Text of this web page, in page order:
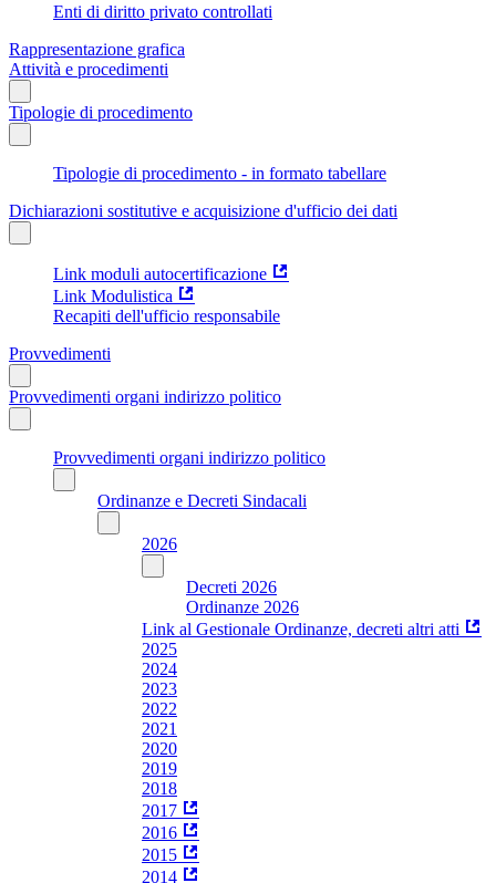
Enti di diritto privato controllati
Rappresentazione grafica
Attività e procedimenti
Tipologie di procedimento
Tipologie di procedimento - in formato tabellare
Dichiarazioni sostitutive e acquisizione d'ufficio dei dati
Link moduli autocertificazione
Link Modulistica
Recapiti dell'ufficio responsabile
Provvedimenti
Provvedimenti organi indirizzo politico
Provvedimenti organi indirizzo politico
Ordinanze e Decreti Sindacali
2026
Decreti 2026
Ordinanze 2026
Link al Gestionale Ordinanze, decreti altri atti
2025
2024
2023
2022
2021
2020
2019
2018
2017
2016
2015
2014